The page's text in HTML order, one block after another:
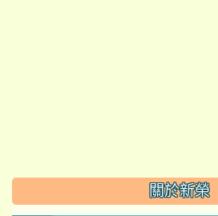
::: 關於新榮